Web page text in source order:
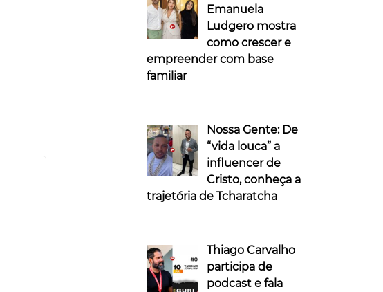
Emanuela
Ludgero mostra
como crescer e
empreender com base
familiar
Nossa Gente: De
“vida louca” a
influencer de
Cristo, conheça a
trajetória de Tcharatcha
Thiago Carvalho
participa de
podcast e fala